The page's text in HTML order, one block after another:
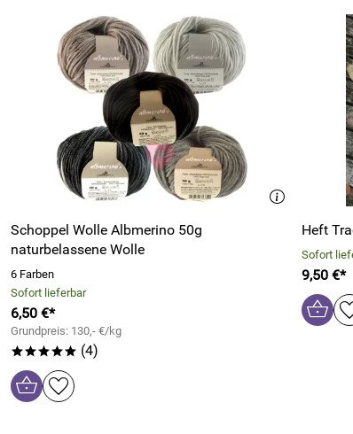
Schoppel Wolle Albmerino 50g
naturbelassene Wolle
6 Farben
Sofort lieferbar
6,50 €*
Grundpreis: 130,- €/kg
***** (4)
Heft
Sofort
9,50 €*